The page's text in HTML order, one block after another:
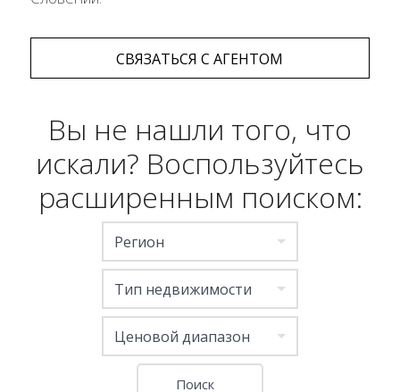
СВЯЗАТЬСЯ С АГЕНТОМ
Вы не нашли того, что
искали? Воспользуйтесь
расширенным поиском:
Регион
Тип недвижимости
Ценовой диапазон